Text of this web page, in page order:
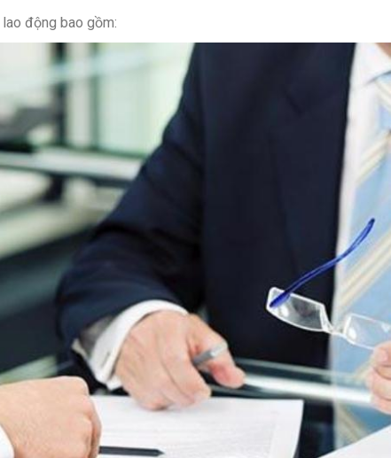
động bao gồm: